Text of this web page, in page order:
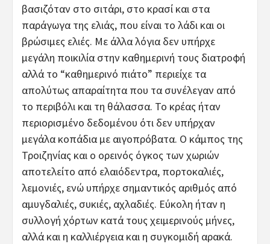
βασιζόταν στο σιτάρι, στο κρασί και στα
παράγωγα της ελιάς, που είναι το λάδι και οι
βρώσιμες ελιές. Με άλλα λόγια δεν υπήρχε
μεγάλη ποικιλία στην καθημερινή τους διατροφή
αλλά το “καθημερινό πιάτο” περιείχε τα
απολύτως απαραίτητα που τα συνέλεγαν από
το περιβόλι και τη θάλασσα. Το κρέας ήταν
περιορισμένο δεδομένου ότι δεν υπήρχαν
μεγάλα κοπάδια με αιγοπρόβατα. Ο κάμπος της
Τροιζηνίας και ο ορεινός όγκος των χωριών
αποτελείτο από ελαιόδεντρα, πορτοκαλιές,
λεμονιές, ενώ υπήρχε σημαντικός αριθμός από
αμυγδαλιές, συκιές, αχλαδιές. Εύκολη ήταν η
συλλογή χόρτων κατά τους χειμερινούς μήνες,
αλλά και η καλλιέργεια και η συγκομιδή αρακά.